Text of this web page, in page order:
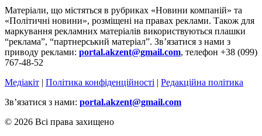
Матеріали, що містяться в рубриках «Новини компаній» та
«Політичні новини», розміщені на правах реклами. Також для
маркування рекламних матеріалів використвуються плашки
“реклама”, “партнерський матеріал”. Зв’язатися з нами з
приводу реклами: portal.akzent@gmail.com, телефон +38 (099)
767-48-52
Медіакіт | Політика конфіденційності | Редакційна політика
Зв’язатися з нами: portal.akzent@gmail.com
© 2026 Всі права захищено